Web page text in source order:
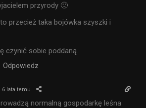
przyrody 🙂
przecież taka bojówka szyszki i
czynić sobie poddaną.
Odpowiedz
6 lata temu
normalną gospodarkę leśna